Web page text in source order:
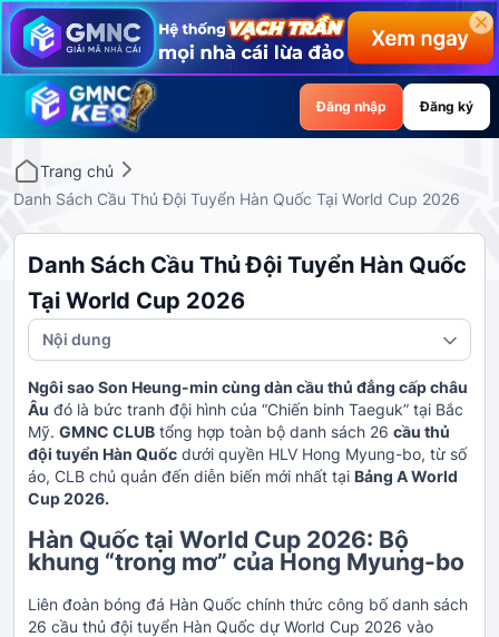
Đăng nhập Đăng ký
Trang chủ
Danh Sách Cầu Thủ Đội Tuyển Hàn Quốc Tại World Cup 2026
Danh Sách Cầu Thủ Đội Tuyển Hàn Quốc
Tại World Cup 2026
Nội dung
Ngôi sao Son Heung-min cùng dàn cầu thủ đẳng cấp châu
Âu đó là bức tranh đội hình của “Chiến binh Taeguk” tại Bắc
Mỹ. GMNC CLUB tổng hợp toàn bộ danh sách 26 cầu thủ
đội tuyển Hàn Quốc dưới quyền HLV Hong Myung-bo, từ số
áo, CLB chủ quản đến diễn biến mới nhất tại Bảng A World
Cup 2026.
Hàn Quốc tại World Cup 2026: Bộ
khung “trong mơ” của Hong Myung-bo
Liên đoàn bóng đá Hàn Quốc chính thức công bố danh sách
26 cầu thủ đội tuyển Hàn Quốc dự World Cup 2026 vào